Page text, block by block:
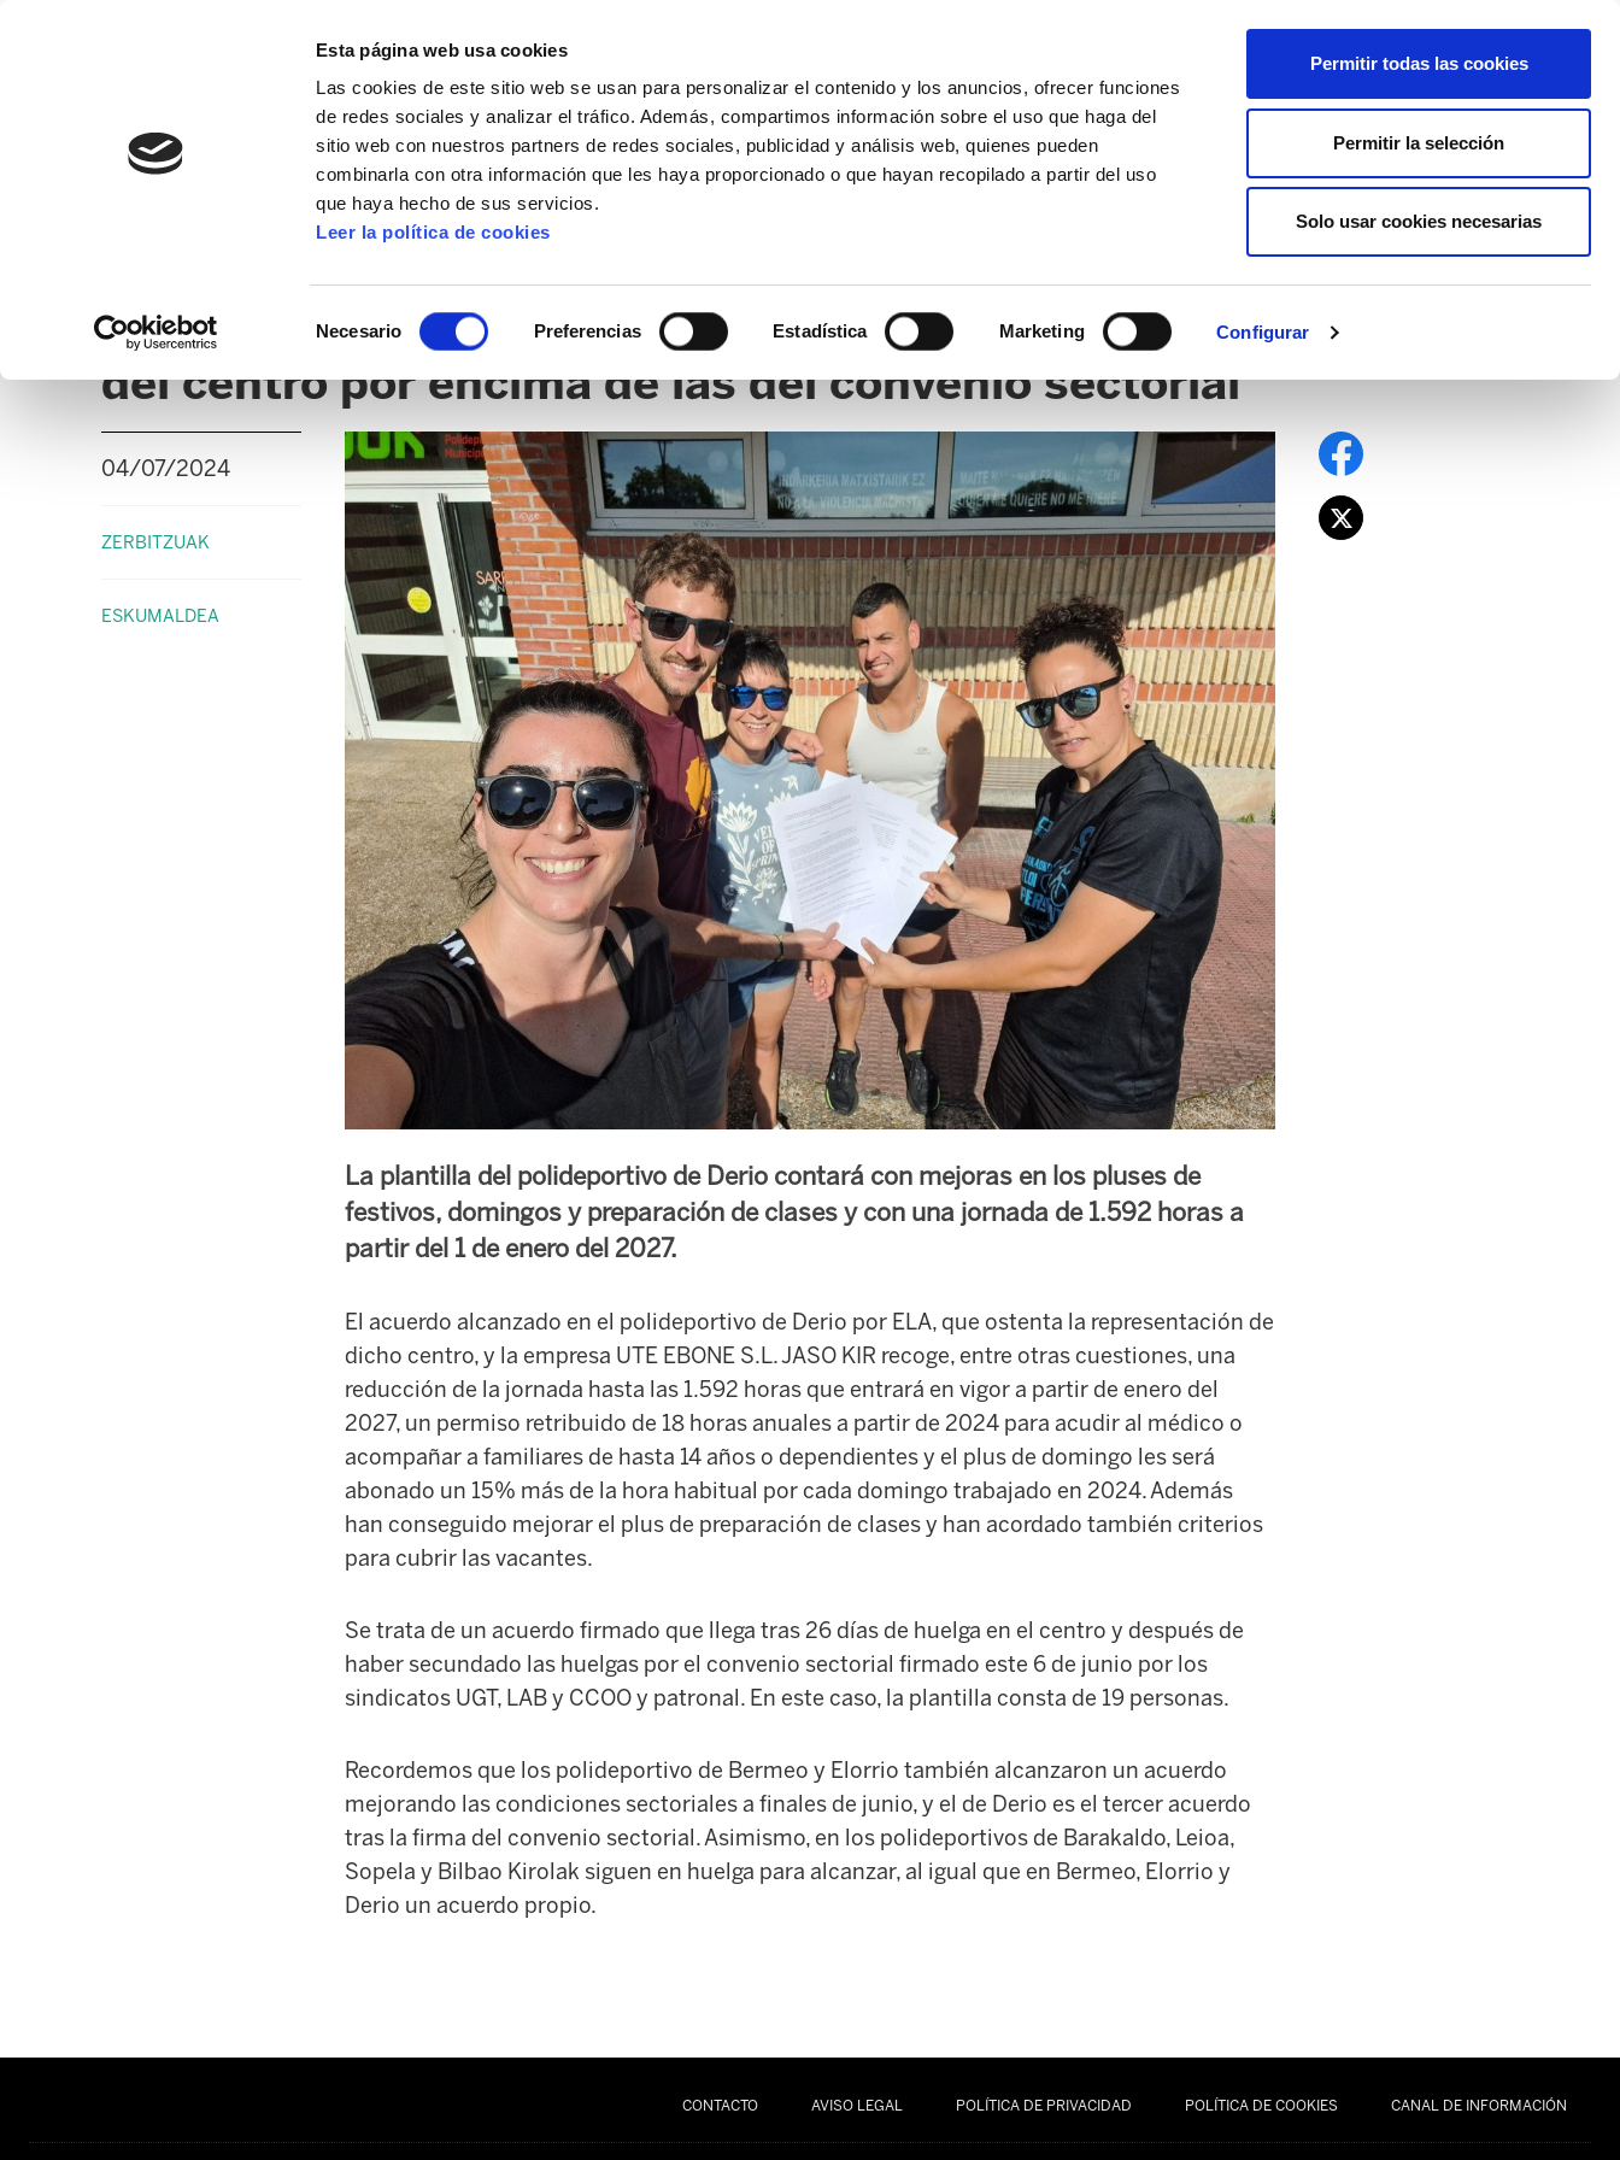
Esta página web usa cookies
Las cookies de este sitio web se usan para personalizar el contenido y los anuncios, ofrecer funciones
de redes sociales y analizar el tráfico. Además, compartimos información sobre el uso que haga del
sitio web con nuestros partners de redes sociales, publicidad y análisis web, quienes pueden
combinarla con otra información que les haya proporcionado o que hayan recopilado a partir del uso
que haya hecho de sus servicios.
Leer la política de cookies
Necesario Preferencias Estadística Marketing Configurar
Permitir todas las cookies
Permitir la selección
Solo usar cookies necesarias
AFÍLIATE
MANU ROBLES-ARANGIZ FUNDAZIOA BIDELAGUN FUNDAZIOA
ELA consigue un acuerdo que mejora las condiciones laborales
del centro por encima de las del convenio sectorial
04/07/2024
ZERBITZUAK
ESKUMALDEA
La plantilla del polideportivo de Derio contará con mejoras en los pluses de
festivos, domingos y preparación de clases y con una jornada de 1.592 horas a
partir del 1 de enero del 2027.
El acuerdo alcanzado en el polideportivo de Derio por ELA, que ostenta la representación de
dicho centro, y la empresa UTE EBONE S.L. JASO KIR recoge, entre otras cuestiones, una
reducción de la jornada hasta las 1.592 horas que entrará en vigor a partir de enero del
2027, un permiso retribuido de 18 horas anuales a partir de 2024 para acudir al médico o
acompañar a familiares de hasta 14 años o dependientes y el plus de domingo les será
abonado un 15% más de la hora habitual por cada domingo trabajado en 2024. Además
han conseguido mejorar el plus de preparación de clases y han acordado también criterios
para cubrir las vacantes.
Se trata de un acuerdo firmado que llega tras 26 días de huelga en el centro y después de
haber secundado las huelgas por el convenio sectorial firmado este 6 de junio por los
sindicatos UGT, LAB y CCOO y patronal. En este caso, la plantilla consta de 19 personas.
Recordemos que los polideportivo de Bermeo y Elorrio también alcanzaron un acuerdo
mejorando las condiciones sectoriales a finales de junio, y el de Derio es el tercer acuerdo
tras la firma del convenio sectorial. Asimismo, en los polideportivos de Barakaldo, Leioa,
Sopela y Bilbao Kirolak siguen en huelga para alcanzar, al igual que en Bermeo, Elorrio y
Derio un acuerdo propio.
CONTACTO AVISO LEGAL POLÍTICA DE PRIVACIDAD POLÍTICA DE COOKIES CANAL DE INFORMACIÓN